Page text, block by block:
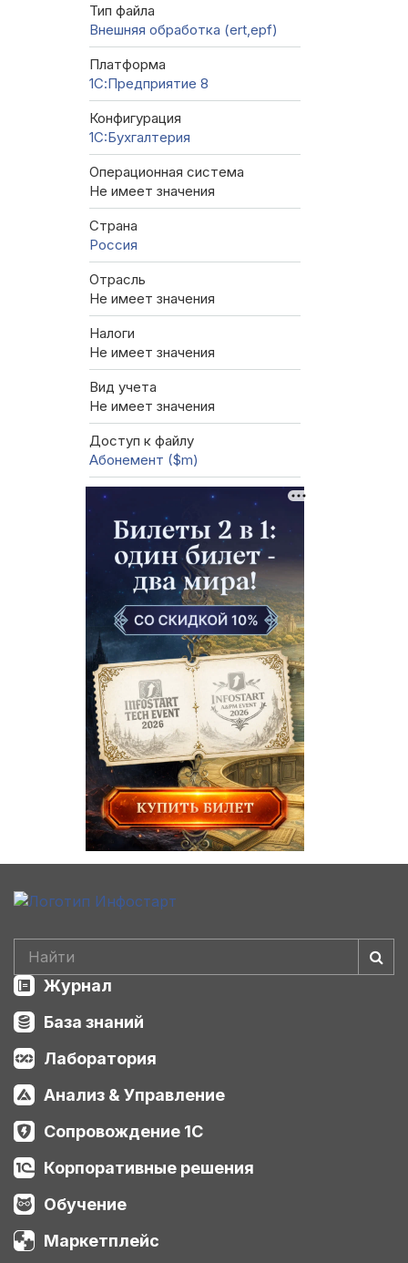
Тип файла
Внешняя обработка (ert,epf)
Платформа
1С:Предприятие 8
Конфигурация
1C:Бухгалтерия
Операционная система
Не имеет значения
Страна
Россия
Отрасль
Не имеет значения
Налоги
Не имеет значения
Вид учета
Не имеет значения
Доступ к файлу
Абонемент ($m)
Журнал
База знаний
Лаборатория
Анализ & Управление
Сопровождение 1С
Корпоративные решения
Обучение
Маркетплейс